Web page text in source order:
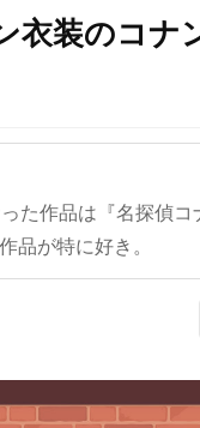
衣装のコナ
た作品は『名探偵コ
品が特に好き。